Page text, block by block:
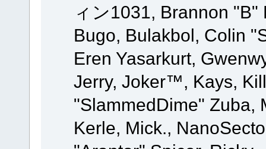
ィン1031, Brannon
Bugo, Bulakbol, Colin
Eren Yasarkurt,
Jerry, Joker™, Kays,
"SlammedDime" Zuba,
Kerle, Mick.,